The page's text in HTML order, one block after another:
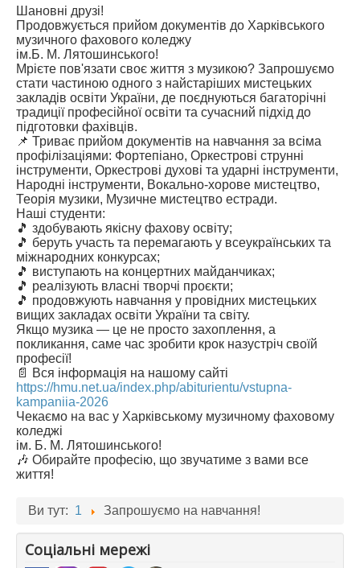
МИСТЕЦЬКА ШКОЛА ПРИ ХМФК
Шановні друзі!
Продовжується прийом документів до Харківського
музичного фахового коледжу
ім.Б. М. Лятошинського!
Мрієте пов'язати своє життя з музикою? Запрошуємо
стати частиною одного з найстаріших мистецьких
закладів освіти України, де поєднуються багаторічні
традиції професійної освіти та сучасний підхід до
підготовки фахівців.
📌 Триває прийом документів на навчання за всіма
профілізаціями: Фортепіано, Оркестрові струнні
інструменти, Оркестрові духові та ударні інструменти,
Народні інструменти, Вокально-хорове мистецтво,
Теорія музики, Музичне мистецтво естради.
Наші студенти:
🎵 здобувають якісну фахову освіту;
🎵 беруть участь та перемагають у всеукраїнських та
міжнародних конкурсах;
🎵 виступають на концертних майданчиках;
🎵 реалізують власні творчі проєкти;
🎵 продовжують навчання у провідних мистецьких
вищих закладах освіти України та світу.
Якщо музика — це не просто захоплення, а
покликання, саме час зробити крок назустріч своїй
професії!
📄 Вся інформація на нашому сайті
https://hmu.net.ua/index.php/abiturientu/vstupna-
kampaniia-2026
Чекаємо на вас у Харківському музичному фаховому
коледжі
ім. Б. М. Лятошинського!
🎶 Обирайте професію, що звучатиме з вами все
життя!
Ви тут: 1 Запрошуємо на навчання!
Соціальні мережі